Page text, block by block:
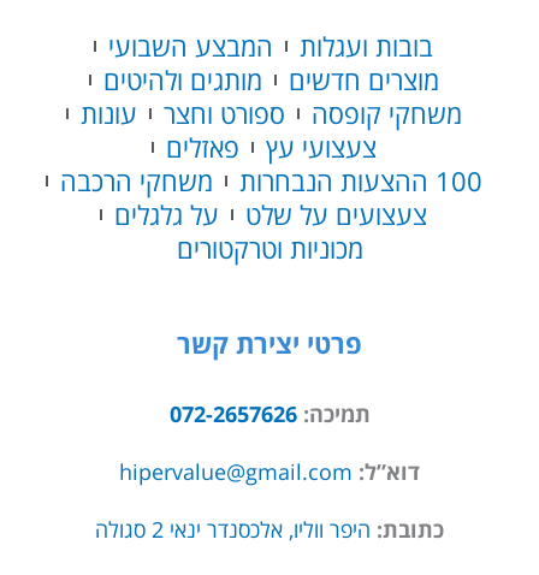
בובות ועגלות
המבצע השבועי
מוצרים חדשים
מותגים ולהיטים
משחקי קופסה
ספורט וחצר
עונות
צעצועי עץ
פאזלים
100 ההצעות הנבחרות
משחקי הרכבה
צעצועים על שלט
על גלגלים
מכוניות וטרקטורים
פרטי יצירת קשר
תמיכה:072-2657626
דוא”ל: hipervalue@gmail.com
כתובת: היפר ווליו, אלכסנדר ינאי 2 סגולה